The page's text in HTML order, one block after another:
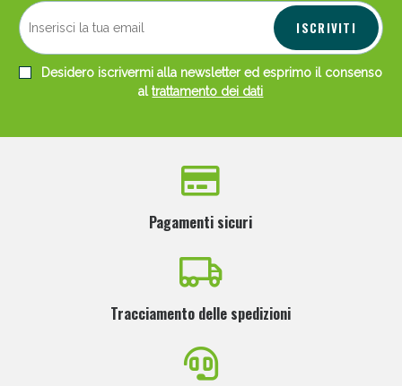
ISCRIVITI
Desidero iscrivermi alla newsletter ed esprimo il consenso
altrattamento dei dati
Pagamenti sicuri
Tracciamento delle spedizioni